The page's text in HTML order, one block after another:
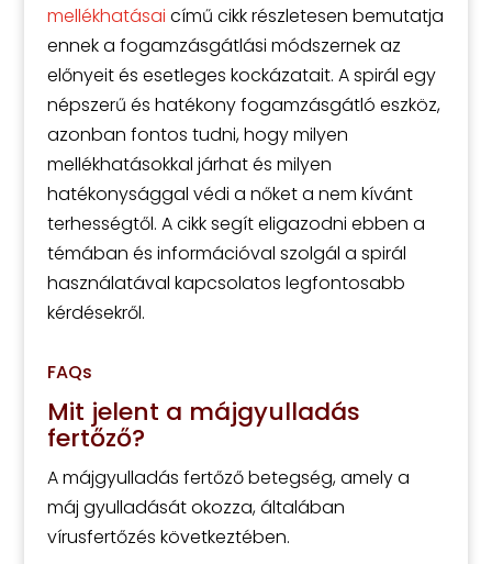
mellékhatásai című cikk részletesen bemutatja
ennek a fogamzásgátlási módszernek az
előnyeit és esetleges kockázatait. A spirál egy
népszerű és hatékony fogamzásgátló eszköz,
azonban fontos tudni, hogy milyen
mellékhatásokkal járhat és milyen
hatékonysággal védi a nőket a nem kívánt
terhességtől. A cikk segít eligazodni ebben a
témában és információval szolgál a spirál
használatával kapcsolatos legfontosabb
kérdésekről.
FAQs
Mit jelent a májgyulladás
fertőző?
A májgyulladás fertőző betegség, amely a
máj gyulladását okozza, általában
vírusfertőzés következtében.